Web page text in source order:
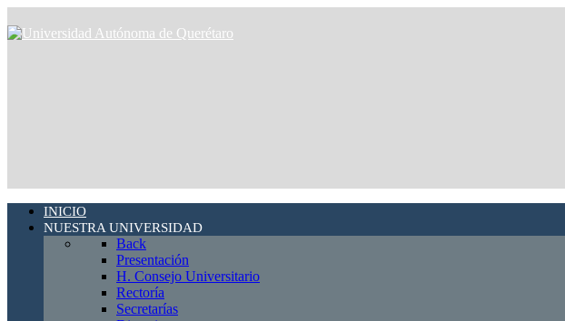
INICIO
NUESTRA UNIVERSIDAD
Back
Presentación
H. Consejo Universitario
Rectoría
Secretarías